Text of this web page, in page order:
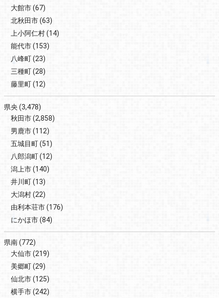
大館市(67)
北秋田市(63)
上小阿仁村(14)
能代市(153)
八峰町(23)
三種町(28)
藤里町(12)
県央(3,478)
秋田市(2,858)
男鹿市(112)
五城目町(51)
八郎潟町(12)
潟上市(140)
井川町(13)
大潟村(22)
由利本荘市(176)
にかほ市(84)
県南(772)
大仙市(219)
美郷町(29)
仙北市(125)
横手市(242)